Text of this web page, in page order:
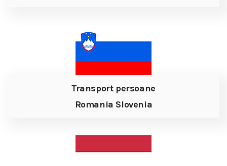
Transport persoane
Romania Slovenia